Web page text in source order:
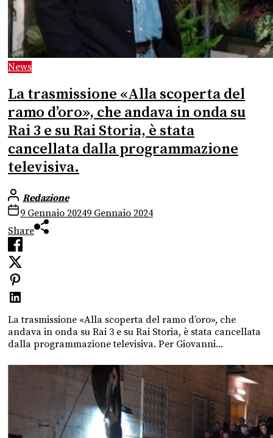
News
La trasmissione «Alla scoperta del
ramo d’oro», che andava in onda su
Rai 3 e su Rai Storia, è stata
cancellata dalla programmazione
televisiva.
Redazione
9 Gennaio 20249 Gennaio 2024
Share
La trasmissione «Alla scoperta del ramo d’oro», che
andava in onda su Rai 3 e su Rai Storia, è stata cancellata
dalla programmazione televisiva. Per Giovanni...